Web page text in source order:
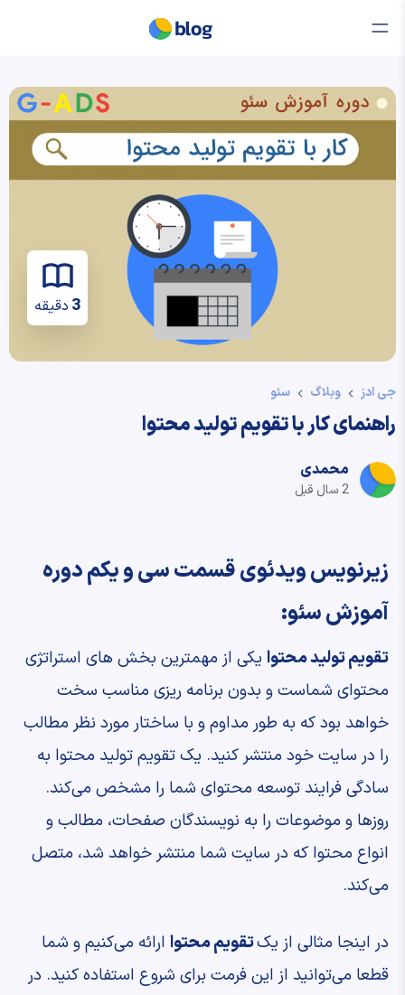
3 دقیقه
جی ادز وبلاگ سئو
راهنمای کار با تقویم تولید محتوا
محمدی
2 سال قبل
زیرنویس ویدئوی قسمت سی و یکم دوره
آموزش سئو:
تقویم تولید محتوایکی از مهمترین بخش های استراتژی
محتوای شماست و بدون برنامه ریزی مناسب سخت
خواهد بود که به طور مداوم و با ساختار مورد نظر مطالب
را در سایت خود منتشر کنید. یک تقویم تولید محتوا به
سادگی فرایند توسعه محتوای شما را مشخص می‌کند.
روزها و موضوعات را به نویسندگان صفحات، مطالب و
انواع محتوا که در سایت شما منتشر خواهد شد، متصل
می‌کند.
در اینجا مثالی از یکتقویم محتواارائه می‌کنیم و شما
قطعا می‌توانید از این فرمت برای شروع استفاده کنید. در